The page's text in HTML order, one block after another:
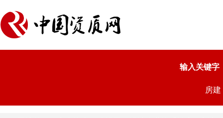
输入关键字
房建